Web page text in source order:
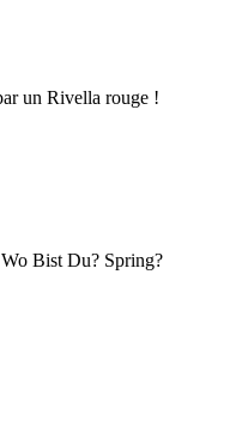
un Rivella rouge !
Bist Du? Spring?